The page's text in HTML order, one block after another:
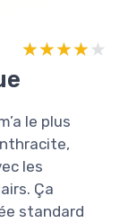
★★★★★
★★★★★
le plus
les
Ça
standard